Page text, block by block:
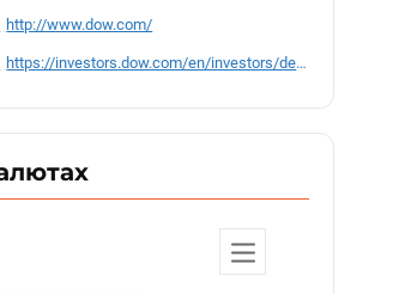
http://www.dow.com/
https://investors.dow.com/en/investors/default.aspx